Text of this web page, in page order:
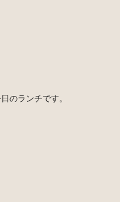
のランチです。